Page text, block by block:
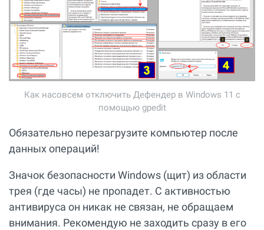
Как насовсем отключить Дефендер в Windows 11 с
помощью gpedit
Обязательно перезагрузите компьютер после
данных операций!
Значок безопасности Windows (щит) из области
трея (где часы) не пропадет. С активностью
антивируса он никак не связан, не обращаем
внимания. Рекомендую не заходить сразу в его